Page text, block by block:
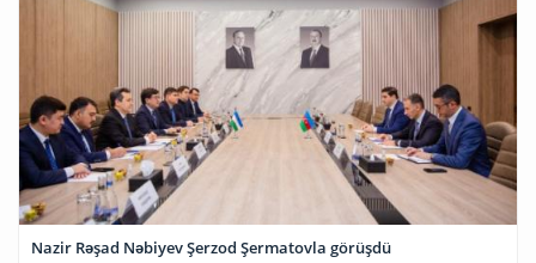
Nazir Rəşad Nəbiyev Şerzod Şermatovla görüşdü